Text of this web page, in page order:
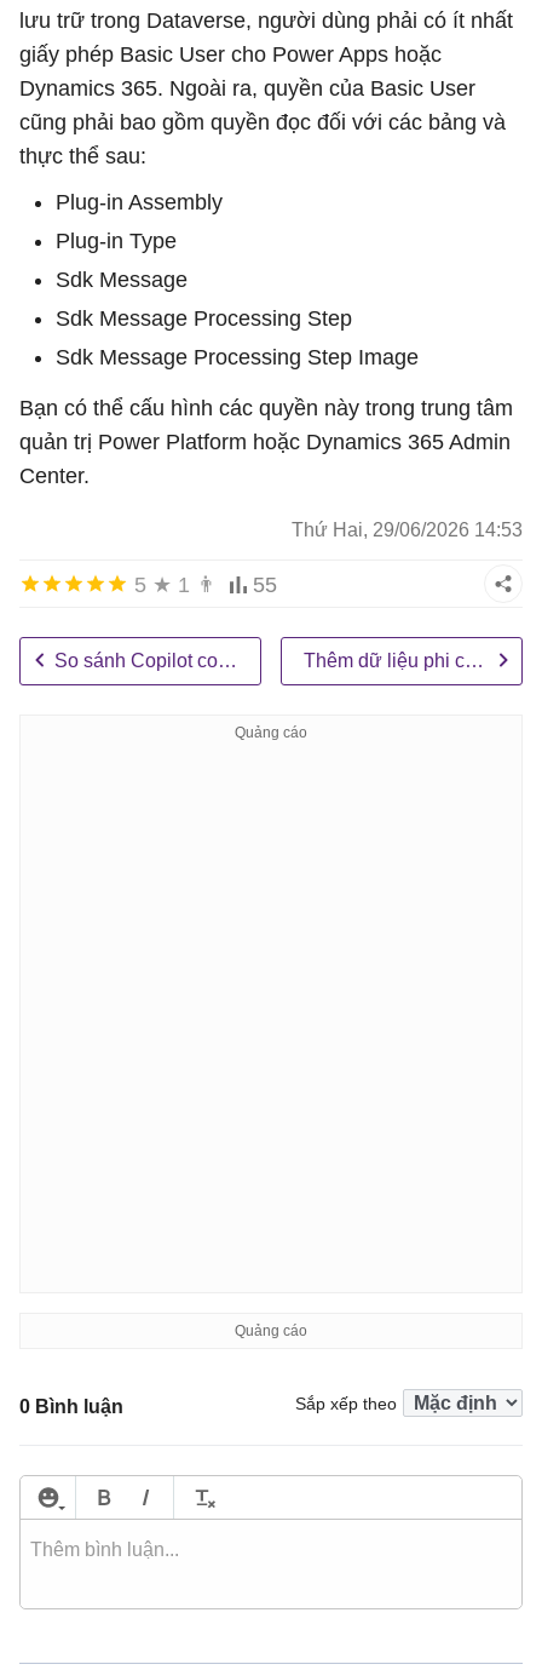
lưu trữ trong Dataverse, người dùng phải có ít nhất
giấy phép Basic User cho Power Apps hoặc
Dynamics 365. Ngoài ra, quyền của Basic User
cũng phải bao gồm quyền đọc đối với các bảng và
thực thể sau:
Plug-in Assembly
Plug-in Type
Sdk Message
Sdk Message Processing Step
Sdk Message Processing Step Image
Bạn có thể cấu hình các quyền này trong trung tâm
quản trị Power Platform hoặc Dynamics 365 Admin
Center.
Thứ Hai, 29/06/2026 14:53
5 ★ 1 👨 55
So sánh Copilot connector và Power Platform connector Thêm dữ liệu phi cấu trúc làm nguồn kiến ​​thức
0 Bình luận Sắp xếp theo